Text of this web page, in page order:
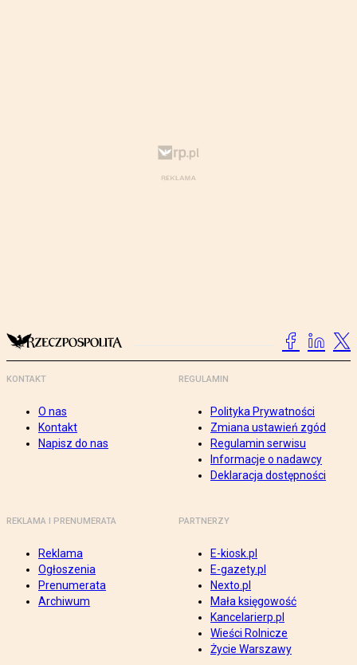
KONTAKT
O nas
Kontakt
Napisz do nas
REGULAMIN
Polityka Prywatności
Zmiana ustawień zgód
Regulamin serwisu
Informacje o nadawcy
Deklaracja dostępności
REKLAMA I PRENUMERATA
Reklama
Ogłoszenia
Prenumerata
Archiwum
PARTNERZY
E-kiosk.pl
E-gazety.pl
Nexto.pl
Mała księgowość
Kancelarierp.pl
Wieści Rolnicze
Życie Warszawy